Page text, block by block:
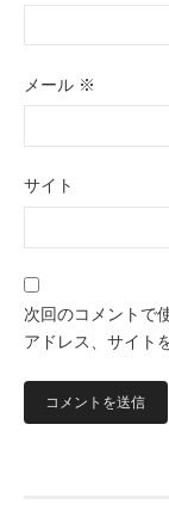
メール ※
サイト
次回のコメントで
アドレス、サイト